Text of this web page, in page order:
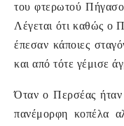
του φτερωτού
Λέγεται ότι καθώς ο
έπεσαν κάποιες
και από τότε γέμισε
Όταν ο Περσέας ήταν
πανέμορφη κοπέλα